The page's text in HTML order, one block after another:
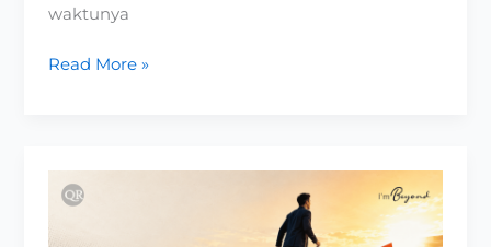
waktunya
Read More »
Self
Development: